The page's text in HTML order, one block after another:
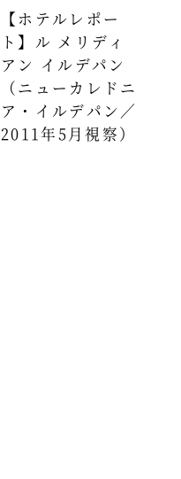
【ホテルレポー
ト】ル メリディ
アン イルデパン
（ニューカレドニ
ア・イルデパン／
2011年5月視察）